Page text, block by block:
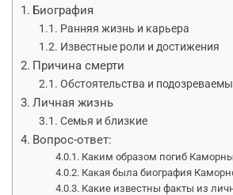
Биография
Ранняя жизнь и карьера
Известные роли и достижения
Причина смерти
Обстоятельства и
Личная жизнь
Семья и близкие
Вопрос-ответ:
Каким образом погиб
Какая была биография
Какие известны факты из